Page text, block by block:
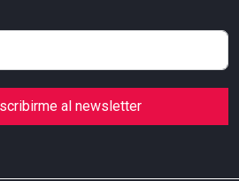
al newsletter